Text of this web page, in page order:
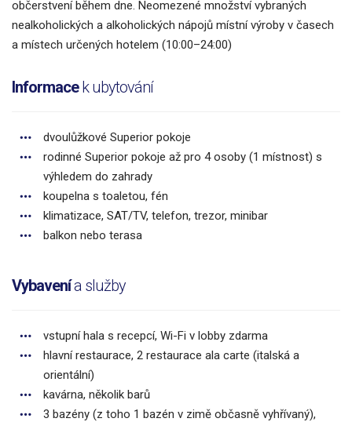
občerstvení během dne. Neomezené množství vybraných
nealkoholických a alkoholických nápojů místní výroby v časech
a místech určených hotelem (10:00–24:00)
Informacek ubytování
dvoulůžkové Superior pokoje
rodinné Superior pokoje až pro 4 osoby (1 místnost) s
výhledem do zahrady
koupelna s toaletou, fén
klimatizace, SAT/TV, telefon, trezor, minibar
balkon nebo terasa
Vybavenía služby
vstupní hala s recepcí, Wi-Fi v lobby zdarma
hlavní restaurace, 2 restaurace ala carte (italská a
orientální)
kavárna, několik barů
3 bazény (z toho 1 bazén v zimě občasně vyhřívaný),